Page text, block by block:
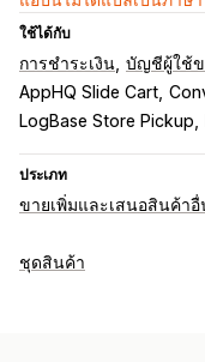
ใช้ได้กับ
การชำระเงิน บัญชีผู้ใช้ข
AppHQ Slide Cart
LogBase Store Pickup
ประเภท
ขายเพิ่มและเสนอสินค้า
การปรับแต่ง
ชุดสินค้า